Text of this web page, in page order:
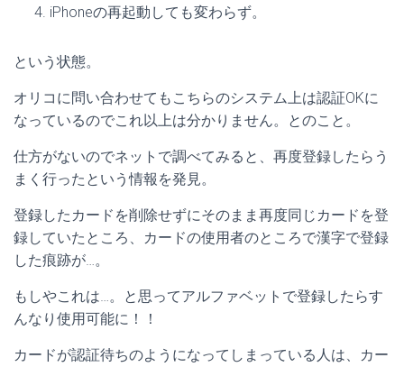
iPhoneの再起動しても変わらず。
という状態。
オリコに問い合わせてもこちらのシステム上は認証OKに
なっているのでこれ以上は分かりません。とのこと。
仕方がないのでネットで調べてみると、再度登録したらう
まく行ったという情報を発見。
登録したカードを削除せずにそのまま再度同じカードを登
録していたところ、カードの使用者のところで漢字で登録
した痕跡が…。
もしやこれは…。と思ってアルファベットで登録したらす
んなり使用可能に！！
カードが認証待ちのようになってしまっている人は、カー